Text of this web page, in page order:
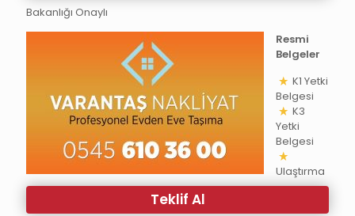
Bakanlığı Onaylı
Teklif Al
Resmi
Belgeler
K1 Yetki
Belgesi
K3
Yetki
Belgesi
Ulaştırma